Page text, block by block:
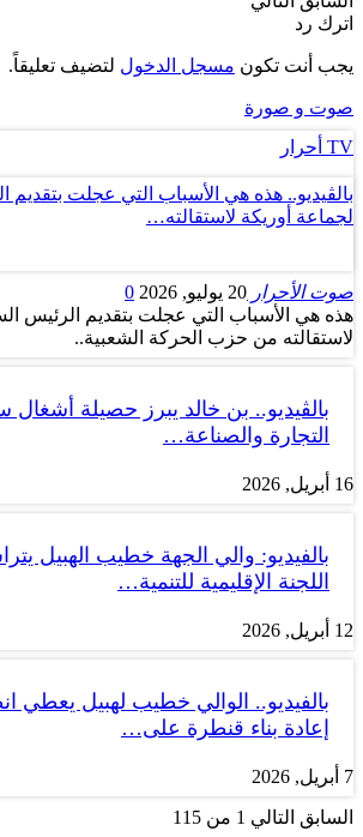
اترك رد
يجب أنت تكون مسجل الدخول لتضيف تعليقاً.
صوت و صورة
TV أحرار
بالڤيديو.. هذه هي الأسباب التي عجلت بتقديم
لجماعة أوريكة لاستقالته…
صوت الأحرار 20 يوليو, 2026
0
هذه هي الأسباب التي عجلت بتقديم الرئيس
لاستقالته من حزب الحركة الشعبية..
التجارة والصناعة…
16 أبريل, 2026
بالفيديو: والي الجهة خطيب الهبيل
اللجنة الإقليمية للتنمية…
12 أبريل, 2026
بالفيديو.. الوالي خطيب لهبيل يعطي
إعادة بناء قنطرة على…
7 أبريل, 2026
السابق التالي 1 من 115